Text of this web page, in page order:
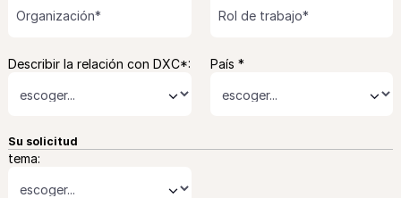
Describir la relación con DXC*:
⌄
País *
⌄
Su solicitud
tema:
⌄